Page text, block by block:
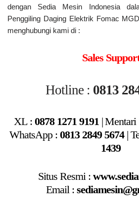
dengan Sedia Mesin Indonesia
Penggiling Daging Elektrik Fomac
menghubungi kami di :
Sales
Hotline : 0813
XL : 0878 1271 9191 |Mentari
WhatsApp : 0813 2849 5674 |
1439
Situs Resmi :
Email :